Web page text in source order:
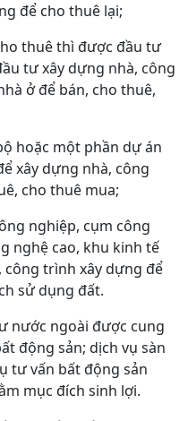
để cho thuê lại;
thuê thì được đầu tư
tư xây dựng nhà, công
ở để bán, cho thuê,
hoặc một phần dự án
xây dựng nhà, công
cho thuê mua;
nghiệp, cụm công
nghệ cao, khu kinh tế
trình xây dựng để
sử dụng đất.
nước ngoài được cung
động sản; dịch vụ sàn
tư vấn bất động sản
mục đích sinh lợi.